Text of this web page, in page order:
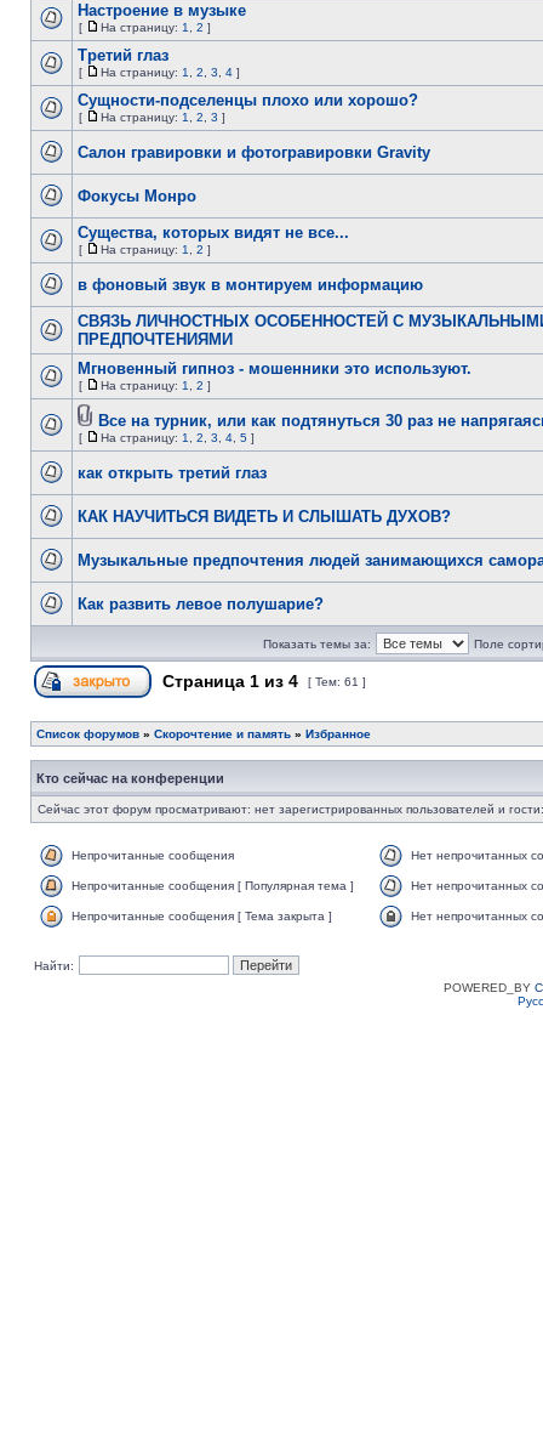
Настроение в музыке
[ На страницу: 1 2 ]
Третий глаз
[ На страницу: 1 2 3 4 ]
Сущности-подселенцы плохо или хорошо?
[ На страницу: 1 2 3 ]
Салон гравировки и фотогравировки Gravity
Фокусы Монро
Существа, которых видят не все...
[ На страницу: 1 2 ]
в фоновый звук в монтируем информацию
СВЯЗЬ ЛИЧНОСТНЫХ ОСОБЕННОСТЕЙ С
ПРЕДПОЧТЕНИЯМИ
Мгновенный гипноз - мошенники это используют.
[ На страницу: 1 2 ]
Все на турник, или как подтянуться 30 раз не
[ На страницу: 1 2 3 4 5 ]
как открыть третий глаз
КАК НАУЧИТЬСЯ ВИДЕТЬ И СЛЫШАТЬ ДУХОВ?
Музыкальные предпочтения людей занимающихся
Как развить левое полушарие?
Показать темы за: Поле
Страница 1 из 4 [ Тем: 61 ]
Список форумов » Скорочтение и память » Избранное
Кто сейчас на конференции
Сейчас этот форум просматривают: нет зарегистрированных пользователей и
Непрочитанные сообщения Нет непрочитанных
Непрочитанные сообщения [ Популярная тема ] Нет непрочитанных
Непрочитанные сообщения [ Тема закрыта ] Нет непрочитанных
Найти:
POWERED_BY